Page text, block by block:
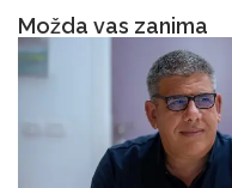
Možda vas zanima